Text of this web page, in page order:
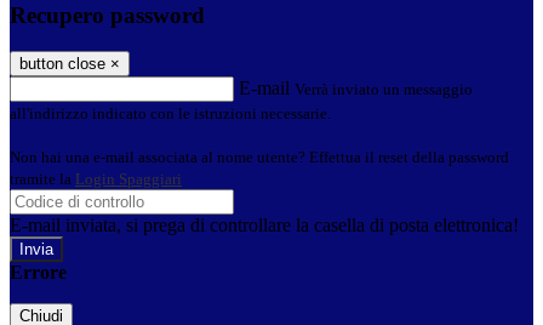
Recupero password
button close ×
E-mail Verrà inviato un messaggio
all'indirizzo indicato con le istruzioni necessarie.
Non hai una e-mail associata al nome utente? Effettua il reset della password
tramite la Login Spaggiari
E-mail inviata, si prega di controllare la casella di posta elettronica!
Errore
Chiudi